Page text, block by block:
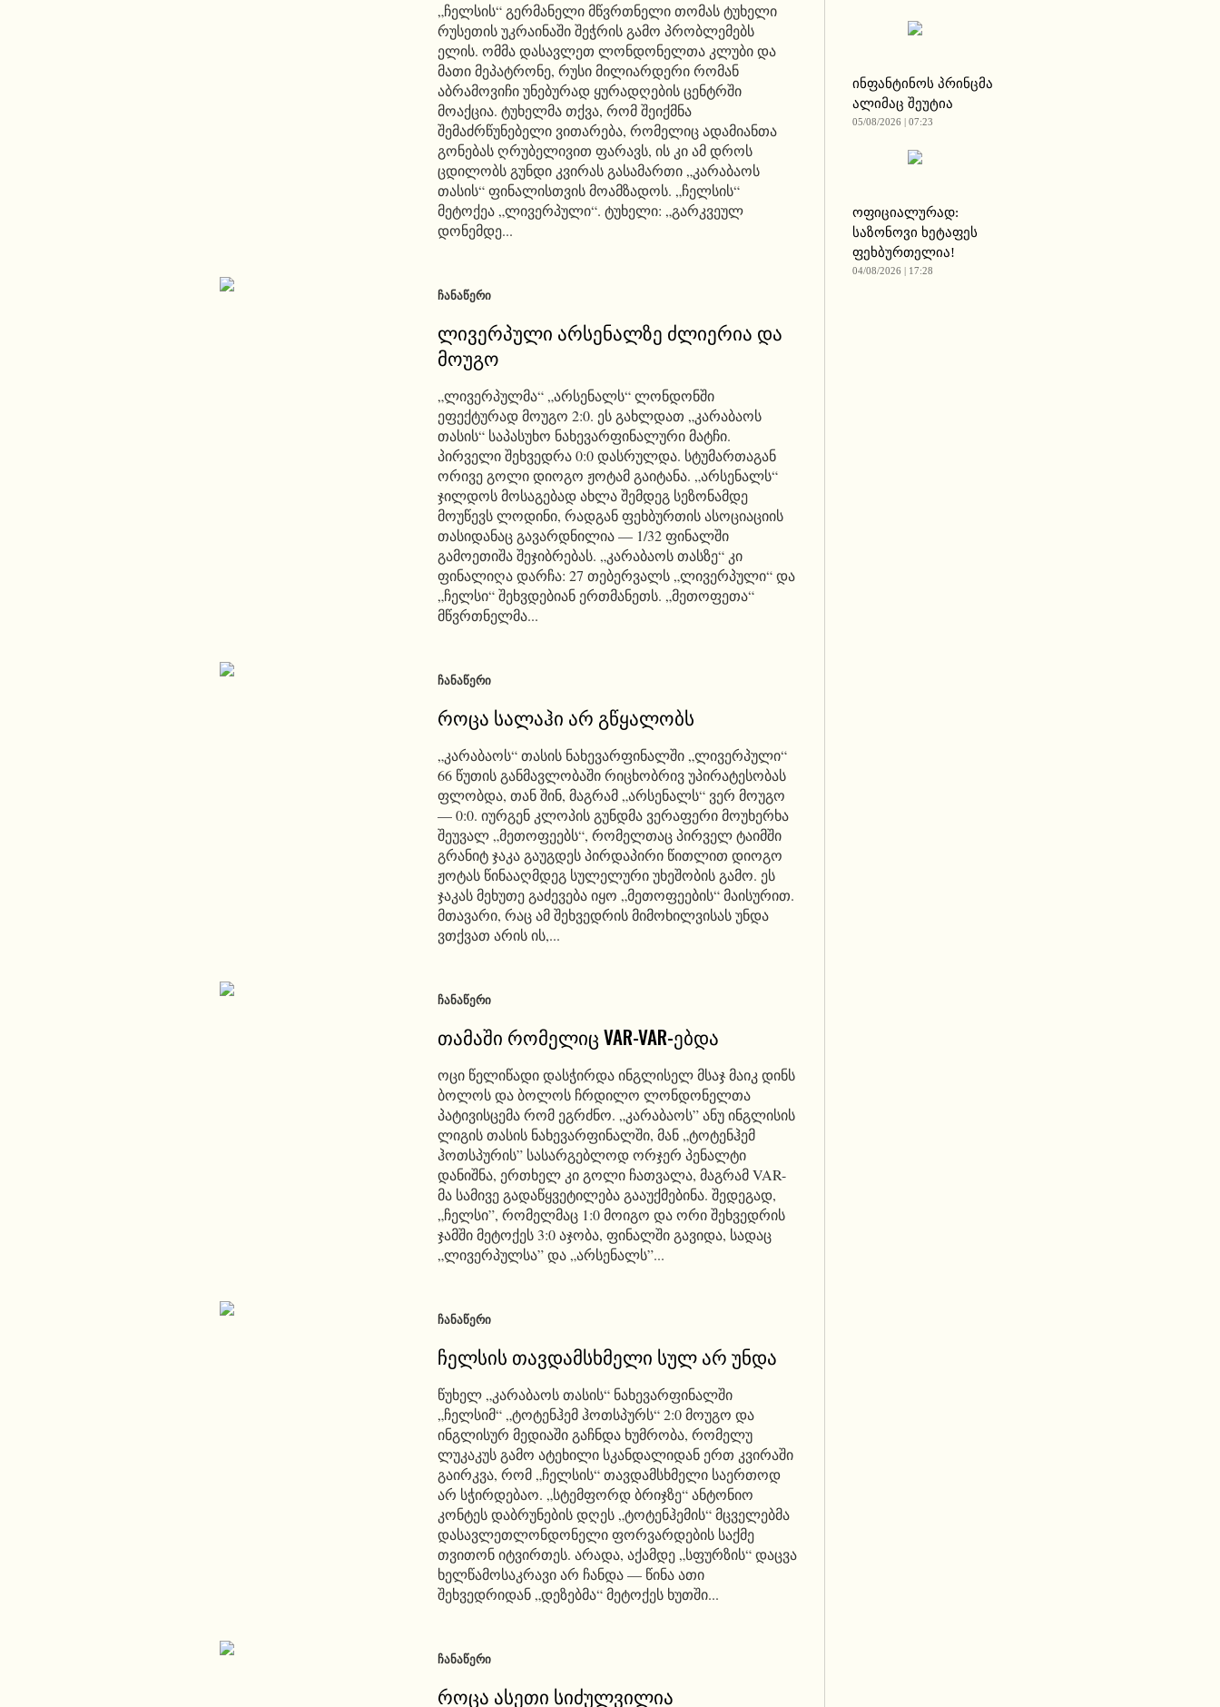
„ჩელსის“ გერმანელი მწვრთნელი თომას ტუხელი
რუსეთის უკრაინაში შეჭრის გამო პრობლემებს
ელის. ომმა დასავლეთ ლონდონელთა კლუბი და
მათი მეპატრონე, რუსი მილიარდერი რომან
აბრამოვიჩი უნებურად ყურადღების ცენტრში
მოაქცია. ტუხელმა თქვა, რომ შეიქმნა
შემაძრწუნებელი ვითარება, რომელიც ადამიანთა
გონებას ღრუბელივით ფარავს, ის კი ამ დროს
ცდილობს გუნდი კვირას გასამართი „კარაბაოს
თასის“ ფინალისთვის მოამზადოს. „ჩელსის“
მეტოქეა „ლივერპული“. ტუხელი: „გარკვეულ
დონემდე...
ᲩᲐᲜᲐᲬᲔᲠᲘ
ლივერპული არსენალზე ძლიერია და
მოუგო
„ლივერპულმა“ „არსენალს“ ლონდონში
ეფექტურად მოუგო 2:0. ეს გახლდათ „კარაბაოს
თასის“ საპასუხო ნახევარფინალური მატჩი.
პირველი შეხვედრა 0:0 დასრულდა. სტუმართაგან
ორივე გოლი დიოგო ჟოტამ გაიტანა. „არსენალს“
ჯილდოს მოსაგებად ახლა შემდეგ სეზონამდე
მოუწევს ლოდინი, რადგან ფეხბურთის ასოციაციის
თასიდანაც გავარდნილია — 1/32 ფინალში
გამოეთიშა შეჯიბრებას. „კარაბაოს თასზე“ კი
ფინალიღა დარჩა: 27 თებერვალს „ლივერპული“ და
„ჩელსი“ შეხვდებიან ერთმანეთს. „მეთოფეთა“
მწვრთნელმა...
ᲩᲐᲜᲐᲬᲔᲠᲘ
როცა სალაჰი არ გწყალობს
„კარაბაოს“ თასის ნახევარფინალში „ლივერპული“
66 წუთის განმავლობაში რიცხობრივ უპირატესობას
ფლობდა, თან შინ, მაგრამ „არსენალს“ ვერ მოუგო
— 0:0. იურგენ კლოპის გუნდმა ვერაფერი მოუხერხა
შეუვალ „მეთოფეებს“, რომელთაც პირველ ტაიმში
გრანიტ ჯაკა გაუგდეს პირდაპირი წითლით დიოგო
ჟოტას წინააღმდეგ სულელური უხეშობის გამო. ეს
ჯაკას მეხუთე გაძევება იყო „მეთოფეების“ მაისურით.
მთავარი, რაც ამ შეხვედრის მიმოხილვისას უნდა
ვთქვათ არის ის,...
ᲩᲐᲜᲐᲬᲔᲠᲘ
თამაში რომელიც VAR-VAR-ებდა
ოცი წელიწადი დასჭირდა ინგლისელ მსაჯ მაიკ დინს
ბოლოს და ბოლოს ჩრდილო ლონდონელთა
პატივისცემა რომ ეგრძნო. „კარაბაოს” ანუ ინგლისის
ლიგის თასის ნახევარფინალში, მან „ტოტენჰემ
ჰოთსპურის” სასარგებლოდ ორჯერ პენალტი
დანიშნა, ერთხელ კი გოლი ჩათვალა, მაგრამ VAR-
მა სამივე გადაწყვეტილება გააუქმებინა. შედეგად,
„ჩელსი”, რომელმაც 1:0 მოიგო და ორი შეხვედრის
ჯამში მეტოქეს 3:0 აჯობა, ფინალში გავიდა, სადაც
„ლივერპულსა” და „არსენალს”...
ᲩᲐᲜᲐᲬᲔᲠᲘ
ჩელსის თავდამსხმელი სულ არ უნდა
წუხელ „კარაბაოს თასის“ ნახევარფინალში
„ჩელსიმ“ „ტოტენჰემ ჰოთსპურს“ 2:0 მოუგო და
ინგლისურ მედიაში გაჩნდა ხუმრობა, რომელუ
ლუკაკუს გამო ატეხილი სკანდალიდან ერთ კვირაში
გაირკვა, რომ „ჩელსის“ თავდამსხმელი საერთოდ
არ სჭირდებაო. „სტემფორდ ბრიჯზე“ ანტონიო
კონტეს დაბრუნების დღეს „ტოტენჰემის“ მცველებმა
დასავლეთლონდონელი ფორვარდების საქმე
თვითონ იტვირთეს. არადა, აქამდე „სფურზის“ დაცვა
ხელწამოსაკრავი არ ჩანდა — წინა ათი
შეხვედრიდან „დეზებმა“ მეტოქეს ხუთში...
ᲩᲐᲜᲐᲬᲔᲠᲘ
როცა ასეთი სიძულვილია
ინფანტინოს პრინცმა
ალიმაც შეუტია
05/08/2026 | 07:23
ოფიციალურად:
საზონოვი ხეტაფეს
ფეხბურთელია!
04/08/2026 | 17:28